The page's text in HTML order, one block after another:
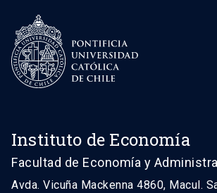
Instituto de Economía
Facultad de Economía y
Avda. Vicuña Mackenna 4860, Macul.